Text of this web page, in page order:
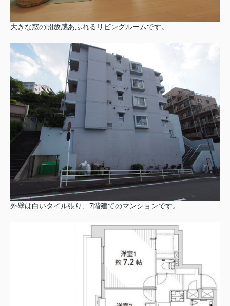
大きな窓の開放感あふれるリビングルームです。
外壁は白いタイル張り、7階建てのマンションです。